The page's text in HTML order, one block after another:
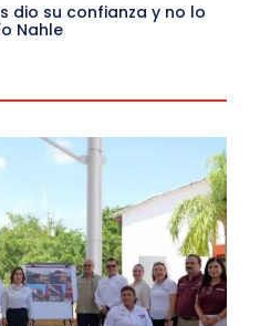
dio su confianza y no lo
Nahle